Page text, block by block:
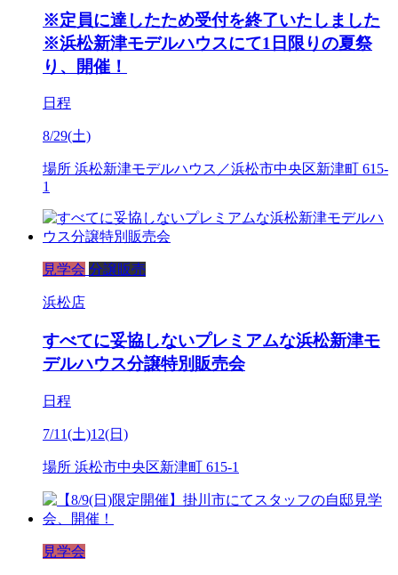
※定員に達したため受付を終了いたしました
※浜松新津モデルハウスにて1日限りの夏祭
り、開催！
日程
8/29(土)
場所 浜松新津モデルハウス／浜松市中央区新津町 615-
1
見学会 分譲販売
浜松店
すべてに妥協しないプレミアムな浜松新津モ
デルハウス分譲特別販売会
日程
7/11(土)12(日)
場所 浜松市中央区新津町 615-1
見学会